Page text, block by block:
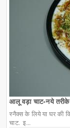
आलू वड़ा चाट-नये
स्नैक्स के लिये या घर की
चाट. इ...